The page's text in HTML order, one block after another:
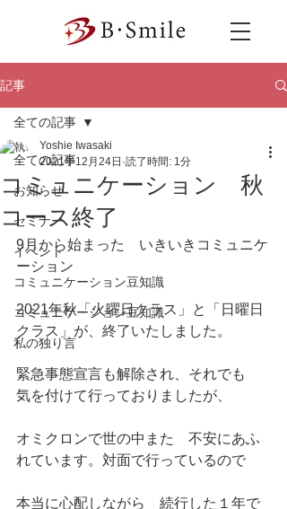
記事
全ての記事
お知らせ
セミナー
イベント
コミュニケーション豆知識
コミュニケーション豆知識
私の独り言
全ての記事
コミュニケーション 秋
コース終了
Yoshie Iwasaki
2021年12月24日 読了時間: 1分
9月から始まった　いきいきコミュニケ
ーション
2021年秋「火曜日クラス」と「日曜日
クラス」が、終了いたしました。
緊急事態宣言も解除され、それでも
気を付けて行っておりましたが、
オミクロンで世の中また　不安にあふ
れています。対面で行っているので
本当に心配しながら　続行した１年で